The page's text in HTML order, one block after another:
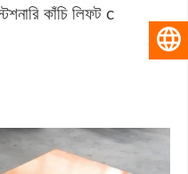
কাঁচি লিফট c
বাংলা